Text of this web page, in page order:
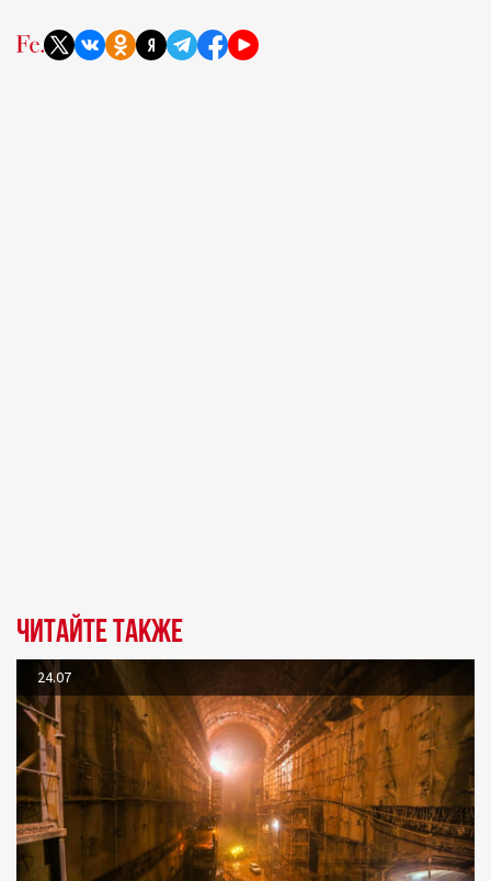
Читайте также
24.07